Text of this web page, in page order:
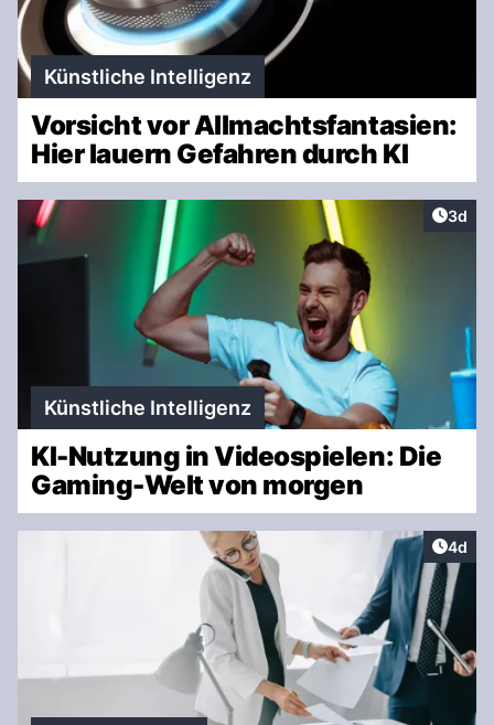
Künstliche Intelligenz
Vorsicht vor Allmachtsfantasien:
Hier lauern Gefahren durch KI
3d
Künstliche Intelligenz
KI-Nutzung in Videospielen: Die
Gaming-Welt von morgen
4d